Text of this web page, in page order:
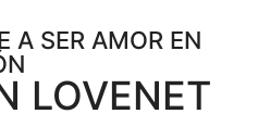
A SER AMOR EN
LOVENET